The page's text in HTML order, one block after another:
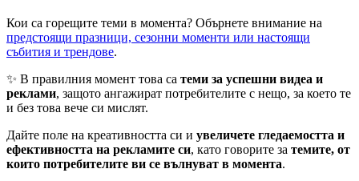
Кои са горещите теми в момента? Обърнете внимание на
предстоящи празници, сезонни моменти или настоящи
събития и трендове.
✨ В правилния момент това са теми за успешни видеа и
реклами, защото ангажират потребителите с нещо, за което те
и без това вече си мислят.
Дайте поле на креативността си и увеличете гледаемостта и
ефективността на рекламите си, като говорите за темите, от
които потребителите ви се вълнуват в момента.